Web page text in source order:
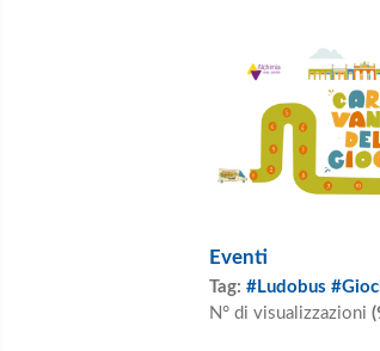
Eventi
Tag: #Ludobus
N° di visualizzazioni